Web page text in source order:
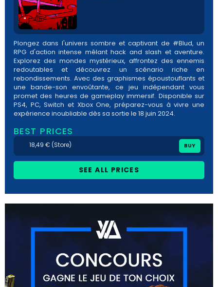
Plongez dans l'univers sombre et captivant de #Blud, un
RPG d'action intense mêlant hack and slash et aventure.
Explorez des mondes mystérieux, affrontez des ennemis
redoutables et découvrez un scénario riche en
rebondissements. Avec des graphismes époustouflants et
une bande-son envoûtante, ce jeu indépendant vous
promet des heures de gameplay immersif. Disponible sur
PS4, PC, Switch et Xbox One, préparez-vous à vivre une
expérience inoubliable dès sa sortie le 18 juin 2024.
BEST PRICES
18,49 € (Store) BUY
SEE ALL PRICES